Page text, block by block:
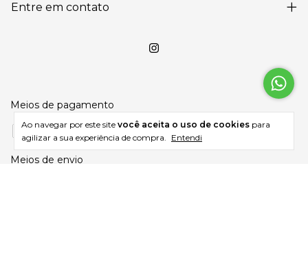
Ao navegar por este site você aceita o uso de cookies para
agilizar a sua experiência de compra. Entendi
Entre em contato
Meios de pagamento
Meios de envio